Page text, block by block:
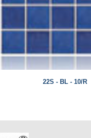
22S - BL - 10/R